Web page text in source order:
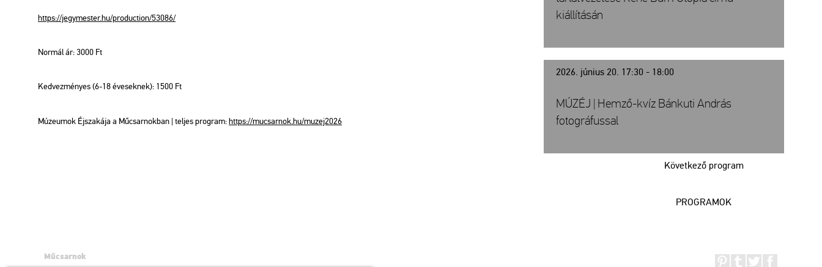
https://​jegy­mes­ter.​hu/​pro­duc­ti­on/​53086/
Nor­mál ár: 3000 Ft
Ked­vez­mé­nyes (6-18 éve­sek­nek): 1500 Ft
Mú­ze­u­mok Éj­sza­ká­ja a Mű­csar­nok­ban | tel­jes prog­ram:https://​mu­csar­nok.​hu/​mu­zej2026
kiállításán
2026. június 20. 17:30 - 18:00
Következő program
MÚZÉJ | Hemző-kvíz Bánkuti András
fotográfussal
PROGRAMOK
Műcsarnok